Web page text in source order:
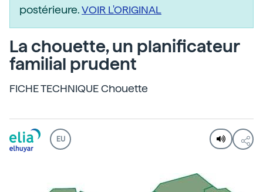
postérieure.VOIR L'ORIGINAL
La chouette, un planificateur
familial prudent
FICHE TECHNIQUE Chouette
EU